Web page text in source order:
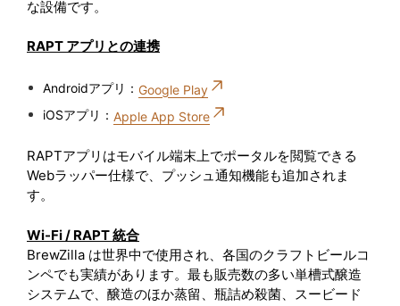
な設備です。
RAPT アプリとの連携
Androidアプリ： Google Play
iOSアプリ： Apple App Store
RAPTアプリはモバイル端末上でポータルを閲覧できる
Webラッパー仕様で、プッシュ通知機能も追加されま
す。
Wi-Fi / RAPT 統合
BrewZilla は世界中で使用され、各国のクラフトビールコ
ンペでも実績があります。最も販売数の多い単槽式醸造
システムで、醸造のほか蒸留、瓶詰め殺菌、スービード